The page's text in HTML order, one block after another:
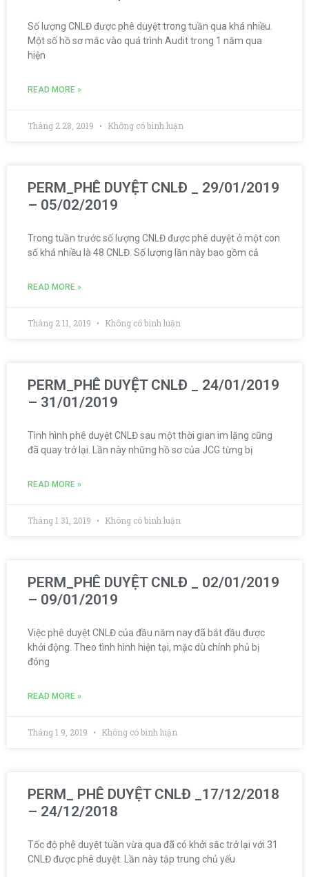
Số lượng CNLĐ được phê duyệt trong tuần qua khá nhiều.
Một số hồ sơ mắc vào quá trình Audit trong 1 năm qua
hiện
READ MORE »
Tháng 2 28, 2019 Không có bình luận
PERM_PHÊ DUYỆT CNLĐ _ 29/01/2019
– 05/02/2019
Trong tuần trước số lượng CNLĐ được phê duyệt ở một con
số khá nhiều là 48 CNLĐ. Số lượng lần này bao gồm cả
READ MORE »
Tháng 2 11, 2019 Không có bình luận
PERM_PHÊ DUYỆT CNLĐ _ 24/01/2019
– 31/01/2019
Tình hình phê duyệt CNLĐ sau một thời gian im lặng cũng
đã quay trở lại. Lần này những hồ sơ của JCG từng bị
READ MORE »
Tháng 1 31, 2019 Không có bình luận
PERM_PHÊ DUYỆT CNLĐ _ 02/01/2019
– 09/01/2019
Việc phê duyệt CNLĐ của đầu năm nay đã bắt đầu được
khởi động. Theo tình hình hiện tại, mặc dù chính phủ bị
đóng
READ MORE »
Tháng 1 9, 2019 Không có bình luận
PERM_ PHÊ DUYỆT CNLĐ _17/12/2018
– 24/12/2018
Tốc độ phê duyệt tuần vừa qua đã có khởi sắc trở lại với 31
CNLĐ được phê duyệt. Lần này tập trung chủ yếu